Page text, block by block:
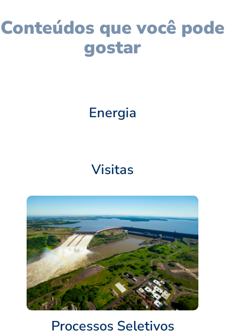
Conteúdos que você pode
gostar
Energia
Visitas
Processos Seletivos